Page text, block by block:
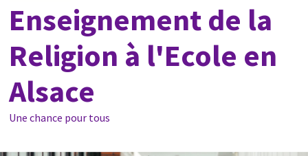
Enseignement de la
Religion à l'Ecole en
Alsace
Une chance pour tous